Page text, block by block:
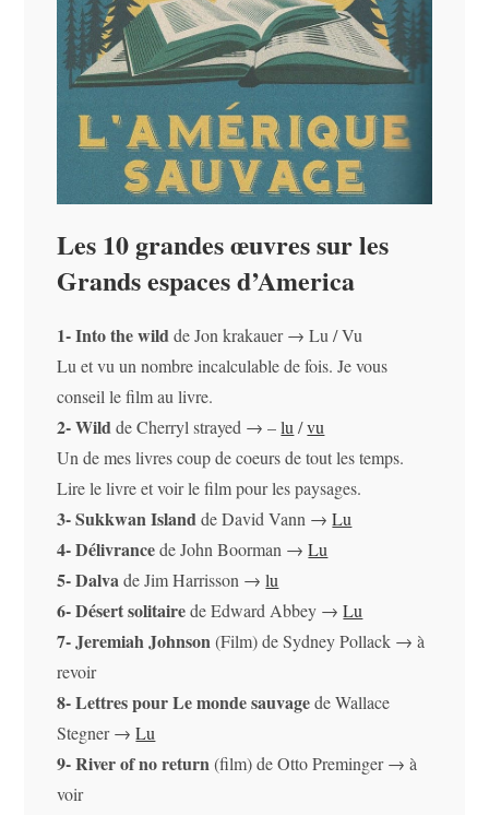
Les 10 grandes œuvres sur les
Grands espaces d’America
1- Into the wildde Jon krakauer → Lu / Vu
Lu et vu un nombre incalculable de fois. Je vous
conseil le film au livre.
2- Wildde Cherryl strayed → –lu /vu
Un de mes livres coup de coeurs de tout les temps.
Lire le livre et voir le film pour les paysages.
3- Sukkwan Islandde David Vann →Lu
4- Délivrancede John Boorman →Lu
5- Dalvade Jim Harrisson →lu
6- Désert solitairede Edward Abbey →Lu
7- Jeremiah Johnson(Film) de Sydney Pollack → à
revoir
8- Lettres pour Le monde sauvagede Wallace
Stegner →Lu
9- River of no return(film) de Otto Preminger → à
voir